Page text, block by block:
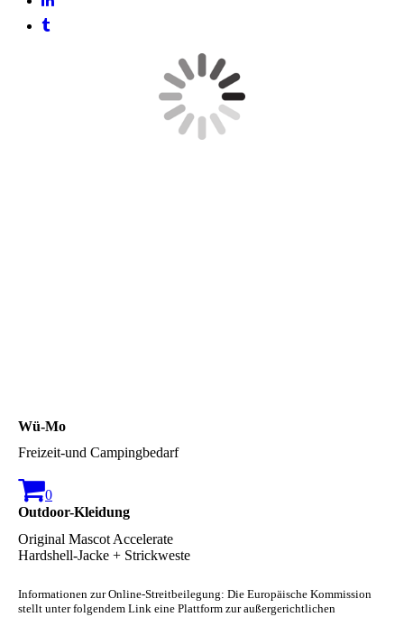
Wü-Mo
Freizeit-und Campingbedarf
0
Outdoor-Kleidung
Original Mascot Accelerate
Hardshell-Jacke + Strickweste
Informationen zur Online-Streitbeilegung: Die Europäische Kommission
stellt unter folgendem Link eine Plattform zur außergerichtlichen